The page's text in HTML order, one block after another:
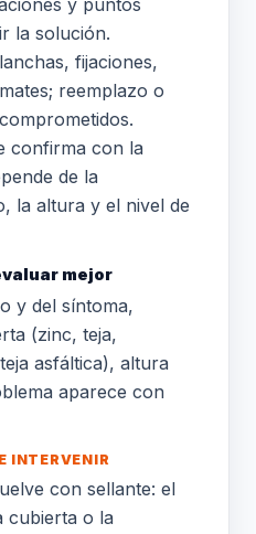
y puntos
la solución.
fijaciones,
reemplazo o
confirma con la
de la
la altura y el nivel de
mejor
y del síntoma,
(zinc, teja,
asfáltica), altura
aparece con
INTERVENIR
con sellante: el
cubierta o la